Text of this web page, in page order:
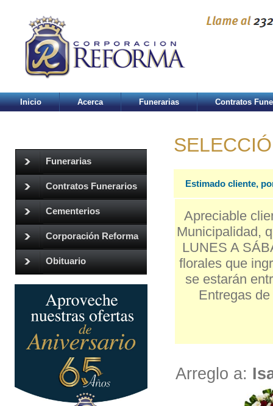
Inicio Acerca Funerarias Contratos
Funerarias
Contratos Funerarios
Cementerios
Corporación Reforma
Obituario
Estimado cliente,
Apreciable
Municipalidad,
LUNES A
florales que
se estarán
Entregas
Arreglo a: